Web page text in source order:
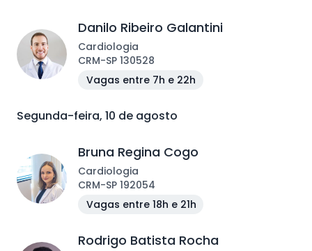
Danilo Ribeiro Galantini
Cardiologia
CRM-SP 130528
Vagas entre 7h e 22h
Segunda-feira, 10 de agosto
Bruna Regina Cogo
Cardiologia
CRM-SP 192054
Vagas entre 18h e 21h
Rodrigo Batista Rocha